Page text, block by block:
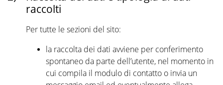
raccolti
Per tutte le sezioni del sito:
la raccolta dei dati avviene per conferimento
spontaneo da parte dell’utente, nel momento in
cui compila il modulo di contatto o invia un